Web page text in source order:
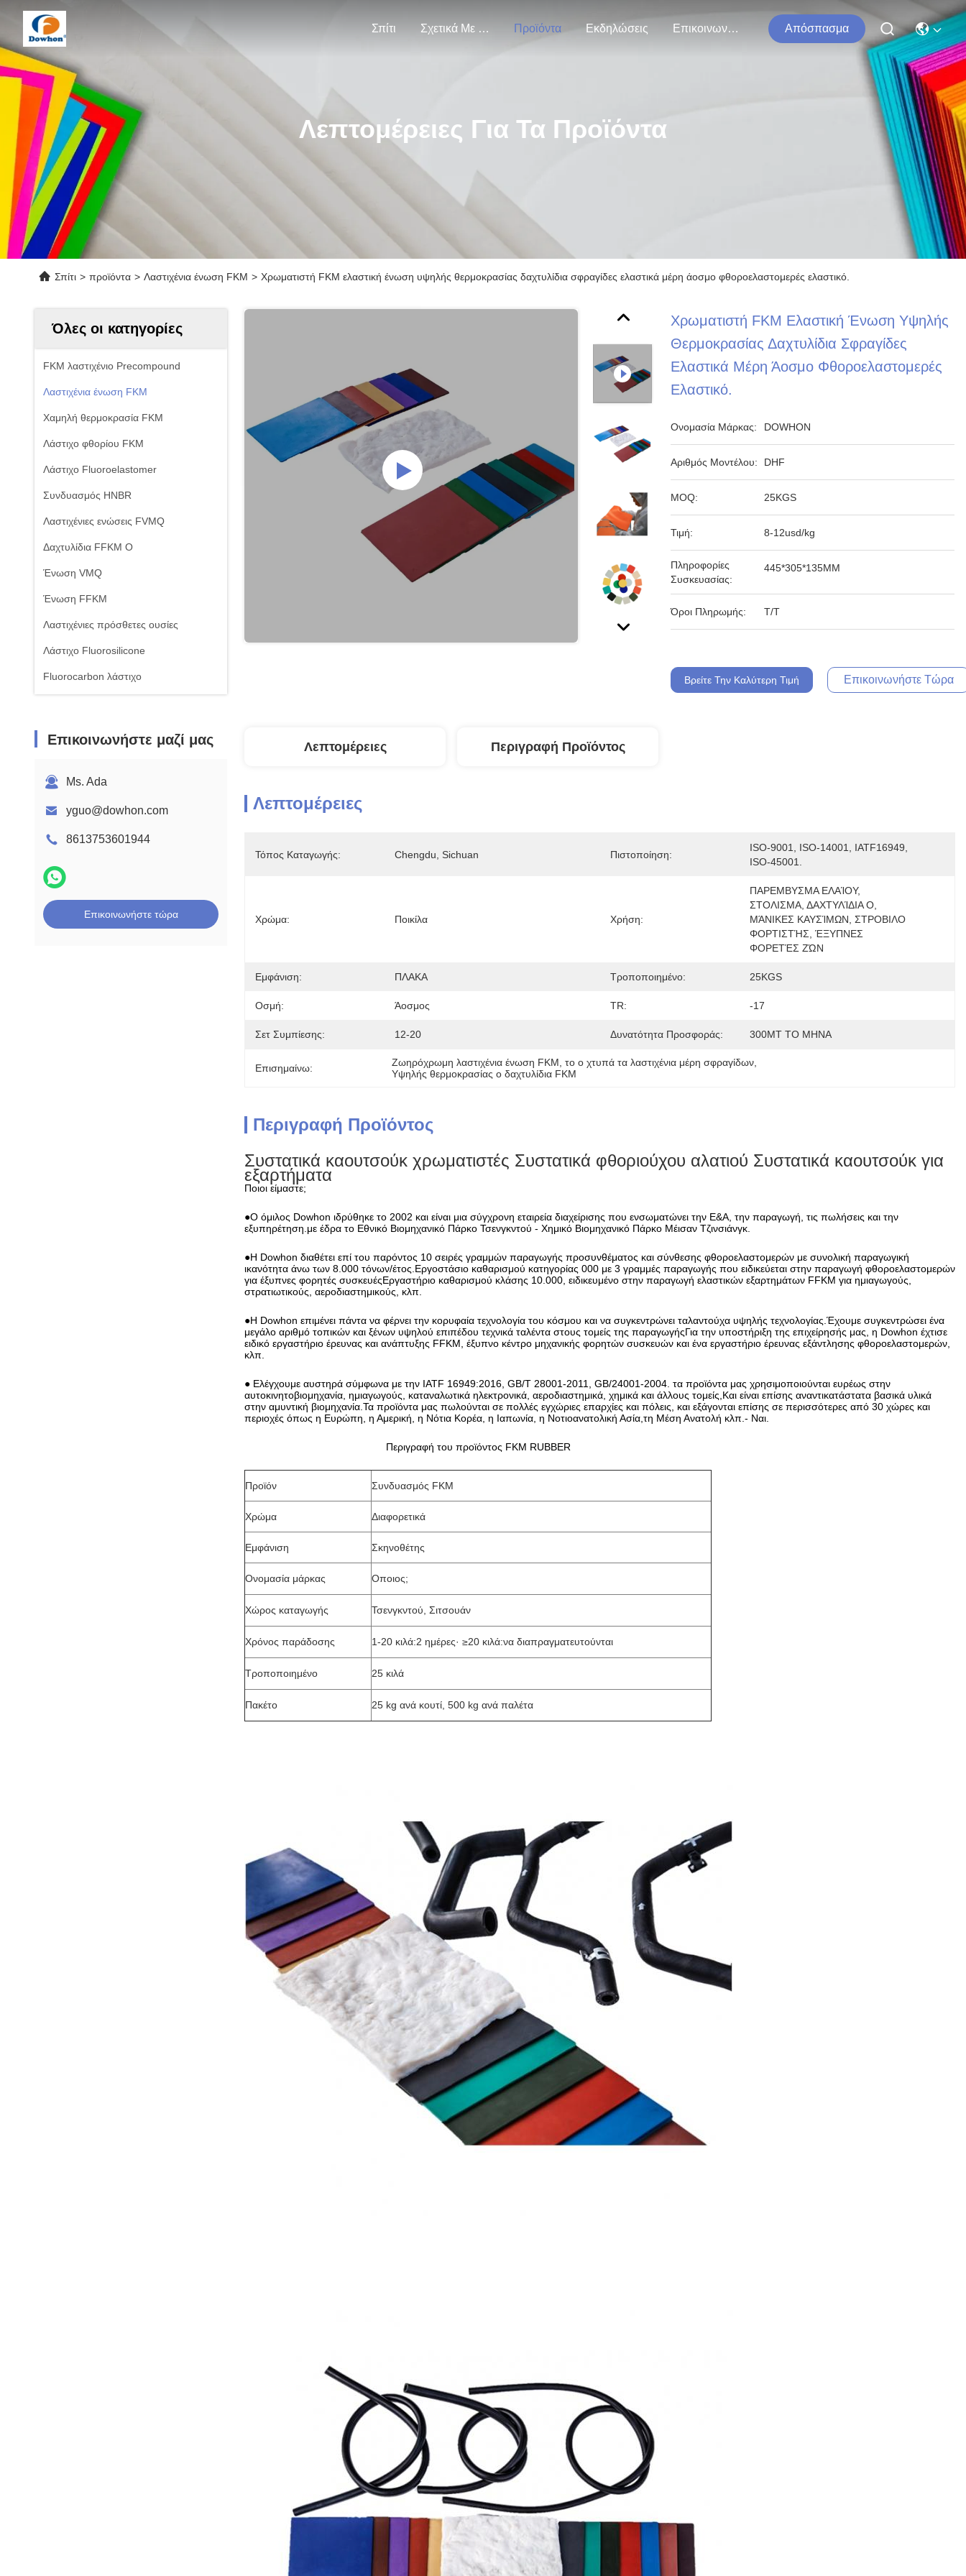
Σπίτι Σχετικά Με Εμάς Προϊόντα Εκδηλώσεις Επικοινωνήστε Μαζί Μας Απόσπασμα
Λεπτομέρειες Για Τα Προϊόντα
Σπίτι > προϊόντα > Λαστιχένια ένωση FKM > Χρωματιστή FKM ελαστική ένωση υψηλής θερμοκρασίας δαχτυλίδια σφραγίδες ελαστικά μέρη άοσμο φθοροελαστομερές ελαστικό.
Όλες οι κατηγορίες
FKM λαστιχένιο Precompound
Λαστιχένια ένωση FKM
Χαμηλή θερμοκρασία FKM
Λάστιχο φθορίου FKM
Λάστιχο Fluoroelastomer
Συνδυασμός HNBR
Λαστιχένιες ενώσεις FVMQ
Δαχτυλίδια FFKM Ο
Ένωση VMQ
Ένωση FFKM
Λαστιχένιες πρόσθετες ουσίες
Λάστιχο Fluorosilicone
Fluorocarbon λάστιχο
Επικοινωνήστε μαζί μας
Ms. Ada
yguo@dowhon.com
8613753601944
Επικοινωνήστε τώρα
Χρωματιστή FKM Ελαστική Ένωση Υψηλής
Θερμοκρασίας Δαχτυλίδια Σφραγίδες
Ελαστικά Μέρη Άοσμο Φθοροελαστομερές
Ελαστικό.
Ονομασία Μάρκας: DOWHON
Αριθμός Μοντέλου: DHF
MOQ: 25KGS
Τιμή: 8-12usd/kg
Πληροφορίες
Συσκευασίας:
445*305*135MM
Όροι Πληρωμής: T/T
Βρείτε Την Καλύτερη Τιμή Επικοινωνήστε Τώρα
Λεπτομέρειες Περιγραφή Προϊόντος
Λεπτομέρειες
Τόπος Καταγωγής: Chengdu, Sichuan Πιστοποίηση:
ISO-9001, ISO-14001, IATF16949,
ISO-45001.
Χρώμα: Ποικίλα Χρήση:
ΠΑΡΕΜΒΥΣΜΑ ΕΛΑΊΟΥ,
ΣΤΟΛΙΣΜΑ, ΔΑΧΤΥΛΊΔΙΑ Ο,
ΜΆΝΙΚΕΣ ΚΑΥΣΊΜΩΝ, ΣΤΡΟΒΙΛΟ
ΦΟΡΤΙΣΤΉΣ, ΈΞΥΠΝΕΣ
ΦΟΡΕΤΈΣ ΖΏΝ
Εμφάνιση: ΠΛΑΚΑ Τροποποιημένο: 25KGS
Οσμή: Άοσμος TR: -17
Σετ Συμπίεσης: 12-20 Δυνατότητα Προσφοράς: 300MT ΤΟ ΜΗΝΑ
Επισημαίνω: Ζωηρόχρωμη λαστιχένια ένωση FKM το ο χτυπά τα λαστιχένια μέρη σφραγίδων,
Υψηλής θερμοκρασίας ο δαχτυλίδια FKM
Περιγραφή Προϊόντος
Συστατικά καουτσούκ χρωματιστές Συστατικά φθοριούχου αλατιού Συστατικά καουτσούκ για
εξαρτήματα
Ποιοι είμαστε;
●Ο όμιλος Dowhon ιδρύθηκε το 2002 και είναι μια σύγχρονη εταιρεία διαχείρισης που ενσωματώνει την Ε&Α, την παραγωγή, τις πωλήσεις και την
εξυπηρέτηση.με έδρα το Εθνικό Βιομηχανικό Πάρκο Τσενγκντού - Χημικό Βιομηχανικό Πάρκο Μέισαν Τζινσιάνγκ.
●Η Dowhon διαθέτει επί του παρόντος 10 σειρές γραμμών παραγωγής προσυνθέματος και σύνθεσης φθοροελαστομερών με συνολική παραγωγική
ικανότητα άνω των 8.000 τόνων/έτος.Εργοστάσιο καθαρισμού κατηγορίας 000 με 3 γραμμές παραγωγής που ειδικεύεται στην παραγωγή φθοροελαστομερών
για έξυπνες φορητές συσκευέςΕργαστήριο καθαρισμού κλάσης 10.000, ειδικευμένο στην παραγωγή ελαστικών εξαρτημάτων FFKM για ημιαγωγούς,
στρατιωτικούς, αεροδιαστημικούς, κλπ.
●Η Dowhon επιμένει πάντα να φέρνει την κορυφαία τεχνολογία του κόσμου και να συγκεντρώνει ταλαντούχα υψηλής τεχνολογίας.Έχουμε συγκεντρώσει ένα
μεγάλο αριθμό τοπικών και ξένων υψηλού επιπέδου τεχνικά ταλέντα στους τομείς της παραγωγήςΓια την υποστήριξη της επιχείρησής μας, η Dowhon έχτισε
ειδικό εργαστήριο έρευνας και ανάπτυξης FFKM, έξυπνο κέντρο μηχανικής φορητών συσκευών και ένα εργαστήριο έρευνας εξάντλησης φθοροελαστομερών,
κλπ.
● Ελέγχουμε αυστηρά σύμφωνα με την IATF 16949:2016, GB/T 28001-2011, GB/24001-2004. τα προϊόντα μας χρησιμοποιούνται ευρέως στην
αυτοκινητοβιομηχανία, ημιαγωγούς, καταναλωτικά ηλεκτρονικά, αεροδιαστημικά, χημικά και άλλους τομείς,Και είναι επίσης αναντικατάστατα βασικά υλικά
στην αμυντική βιομηχανία.Τα προϊόντα μας πωλούνται σε πολλές εγχώριες επαρχίες και πόλεις, και εξάγονται επίσης σε περισσότερες από 30 χώρες και
περιοχές όπως η Ευρώπη, η Αμερική, η Νότια Κορέα, η Ιαπωνία, η Νοτιοανατολική Ασία,τη Μέση Ανατολή κλπ.- Ναι.
Περιγραφή του προϊόντος FKM RUBBER
Προϊόν Συνδυασμός FKM
Χρώμα Διαφορετικά
Εμφάνιση Σκηνοθέτης
Ονομασία μάρκας Οποιος;
Χώρος καταγωγής Τσενγκντού, Σιτσουάν
Χρόνος παράδοσης 1-20 κιλά:2 ημέρες· ≥20 κιλά:να διαπραγματευτούνται
Τροποποιημένο 25 κιλά
Πακέτο 25 kg ανά κουτί, 500 kg ανά παλέτα